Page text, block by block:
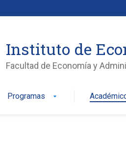
Instituto de
Facultad de Economía y
Programas arrow_drop_down